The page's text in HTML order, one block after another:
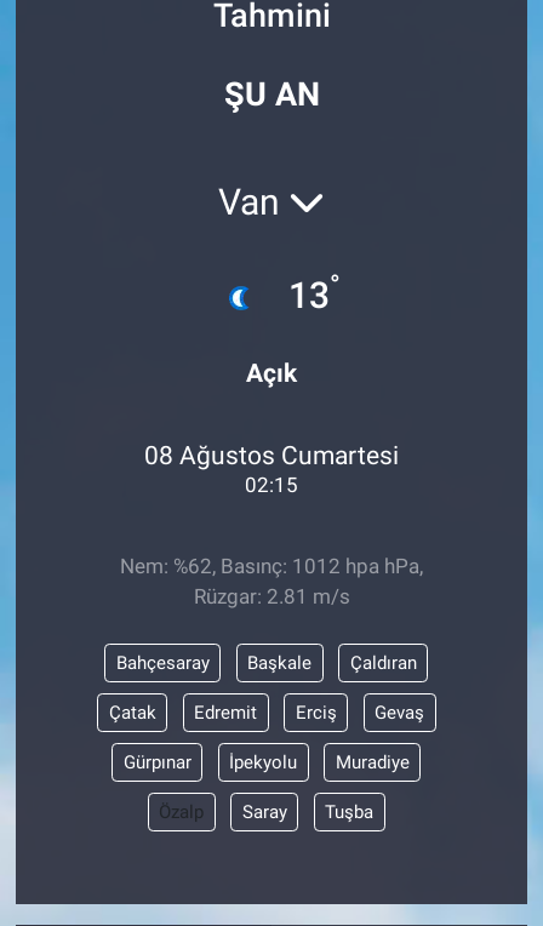
Tahmini
ŞU AN
Van
13°
Açık
08 Ağustos Cumartesi
02:15
Nem: %62, Basınç: 1012 hpa hPa,
Rüzgar: 2.81 m/s
Bahçesaray Başkale Çaldıran
Çatak Edremit Erciş Gevaş
Gürpınar İpekyolu Muradiye
Özalp Saray Tuşba